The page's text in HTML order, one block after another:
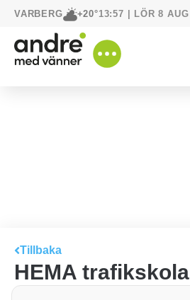
VARBERG +20°13:57 | LÖR 8
Tillbaka
HEMA